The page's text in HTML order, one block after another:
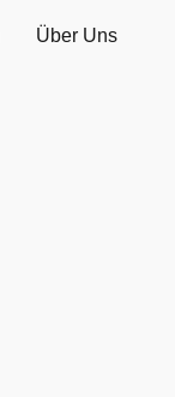
Über Uns